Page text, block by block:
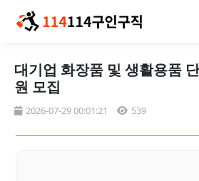
대기업 화장품 및 생활용품
원 모집
2026-07-29 00:01:21 539